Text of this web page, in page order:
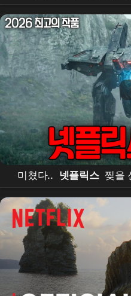
미쳤다.. 넷플릭스 찢을
직후 반응 터져버린 '화제